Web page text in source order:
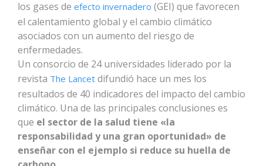
los gases de efecto invernadero (GEI) que favorecen
el calentamiento global y el cambio climático
asociados con un aumento del riesgo de
enfermedades.
Un consorcio de 24 universidades liderado por la
revista The Lancet difundió hace un mes los
resultados de 40 indicadores del impacto del cambio
climático. Una de las principales conclusiones es
que el sector de la salud tiene «la
responsabilidad y una gran oportunidad» de
enseñar con el ejemplo si reduce su huella de